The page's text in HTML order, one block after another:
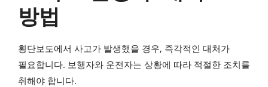
방법
횡단보도에서 사고가 발생했을 경우, 즉각적인 대처가
필요합니다. 보행자와 운전자는 상황에 따라 적절한 조치를
취해야 합니다.